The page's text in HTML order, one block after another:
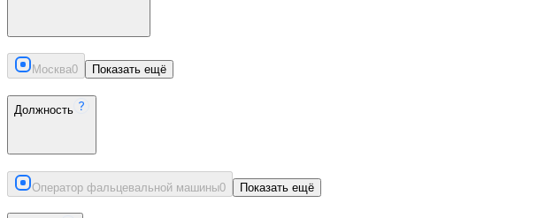
Москва0 Показать ещё
Должность
Оператор фальцевальной машины0 Показать ещё